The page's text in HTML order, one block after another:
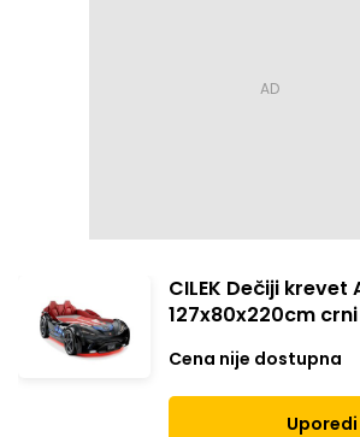
CILEK Dečiji krevet
127x80x220cm crni
Cena nije dostupna